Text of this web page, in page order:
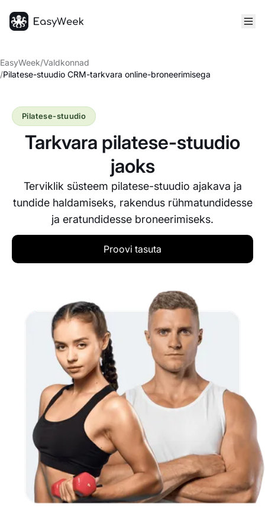
EasyWeek/Valdkonnad
/Pilatese-stuudio CRM-tarkvara online-broneerimisega
Tarkvara pilatese-stuudio
jaoks
Terviklik süsteem pilatese-stuudio ajakava ja
tundide haldamiseks, rakendus rühmatundidesse
ja eratundidesse broneerimiseks.
Pilatese-stuudio
Proovi tasuta